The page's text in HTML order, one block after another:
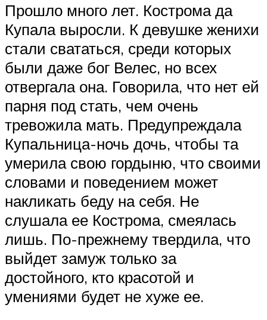
Прошло много лет. Кострома да
Купала выросли. К девушке женихи
стали свататься, среди которых
были даже бог Велес, но всех
отвергала она. Говорила, что нет ей
парня под стать, чем очень
тревожила мать. Предупреждала
Купальница-ночь дочь, чтобы та
умерила свою гордыню, что своими
словами и поведением может
накликать беду на себя. Не
слушала ее Кострома, смеялась
лишь. По-прежнему твердила, что
выйдет замуж только за
достойного, кто красотой и
умениями будет не хуже ее.